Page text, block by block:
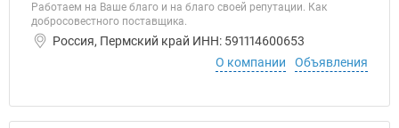
Работаем на Ваше благо и на благо своей репутации. Как
добросовестного поставщика.
Россия, Пермский край ИНН: 591114600653
О компании
Объявления